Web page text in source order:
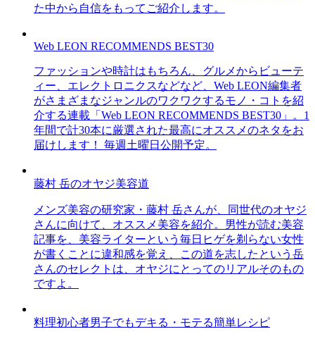
た中から自信をもってご紹介します。
Web LEON RECOMMENDS BEST30
ファッションや時計はもちろん、グルメからビューテ
ィー、エレクトロニクスなどなど、Web LEON編集者
がさまざまなジャンルのワクワクするモノ・コトを紹
介する連載「Web LEON RECOMMENDS BEST30」。1
年間で計30本に厳選された最高にオススメのネタをお
届けします！ 毎週土曜日公開予定。
藤村 岳のオヤジ美容道
メンズ美容の研究家・藤村 岳さんが、同世代のオヤジ
さんに向けて、オススメ美容を紹介。男性が読む美容
記事を、美容ライターという毎日ヒゲを剃らない女性
が書くことに違和感を覚え、この道を志したという岳
さんのセレクトは、オヤジにとってのリアルそのもの
ですよ。
料理初心者男子でもデキる・モテる簡単レシピ